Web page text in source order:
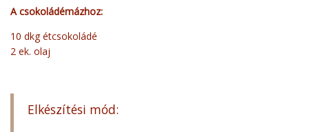
A csokoládémázhoz:
10 dkg étcsokoládé
2 ek. olaj
Elkészítési mód: